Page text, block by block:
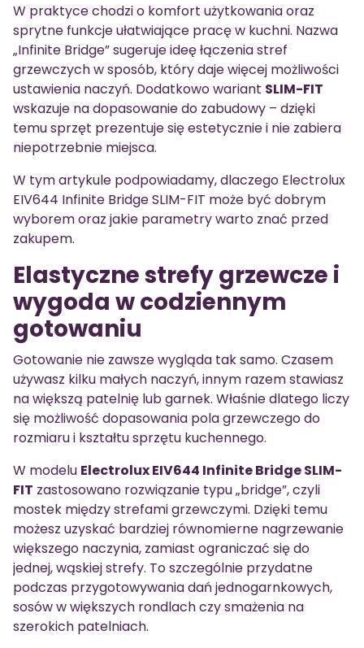
W praktyce chodzi o komfort użytkowania oraz
sprytne funkcje ułatwiające pracę w kuchni. Nazwa
„Infinite Bridge” sugeruje ideę łączenia stref
grzewczych w sposób, który daje więcej możliwości
ustawienia naczyń. Dodatkowo wariant SLIM-FIT
wskazuje na dopasowanie do zabudowy – dzięki
temu sprzęt prezentuje się estetycznie i nie zabiera
niepotrzebnie miejsca.
W tym artykule podpowiadamy, dlaczego Electrolux
EIV644 Infinite Bridge SLIM-FIT może być dobrym
wyborem oraz jakie parametry warto znać przed
zakupem.
Elastyczne strefy grzewcze i
wygoda w codziennym
gotowaniu
Gotowanie nie zawsze wygląda tak samo. Czasem
używasz kilku małych naczyń, innym razem stawiasz
na większą patelnię lub garnek. Właśnie dlatego liczy
się możliwość dopasowania pola grzewczego do
rozmiaru i kształtu sprzętu kuchennego.
W modelu Electrolux EIV644 Infinite Bridge SLIM-
FIT zastosowano rozwiązanie typu „bridge”, czyli
mostek między strefami grzewczymi. Dzięki temu
możesz uzyskać bardziej równomierne nagrzewanie
większego naczynia, zamiast ograniczać się do
jednej, wąskiej strefy. To szczególnie przydatne
podczas przygotowywania dań jednogarnkowych,
sosów w większych rondlach czy smażenia na
szerokich patelniach.